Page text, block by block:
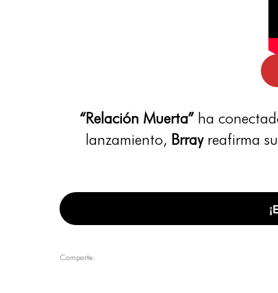
“Relación Muerta”ha
lanzamiento, Brray reafirma
Comparte: